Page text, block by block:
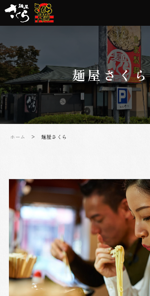
麺屋さくら
ホーム > 麺屋さくら